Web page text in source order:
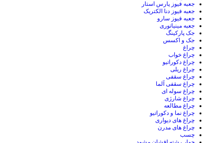
جعبه فیوز پارس استار
جعبه فیوز دنا الکتریک
جعبه فیوز سارو
جعبه مینیاتوری
جک پارکینگ
جک و اکسس
چراغ
چراغ خواب
چراغ دکوراتیو
چراغ ریلی
چراغ سقفی
چراغ سقفی آلما
چراغ سوله ای
چراغ شارژی
چراغ مطالعه
چراغ نما و دکوراتیو
چراغ های دیواری
چراغ های مدرن
چسب